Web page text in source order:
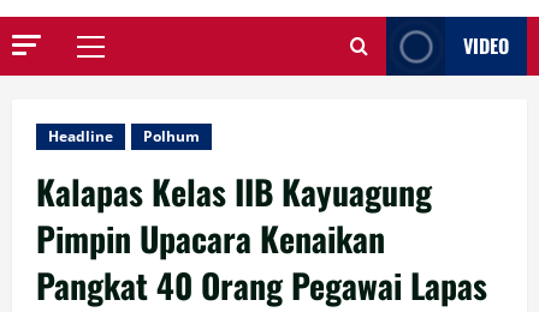
Primary
VIDEO
Headline Polhum
Kalapas Kelas IIB Kayuagung
Pimpin Upacara Kenaikan
Pangkat 40 Orang Pegawai Lapas